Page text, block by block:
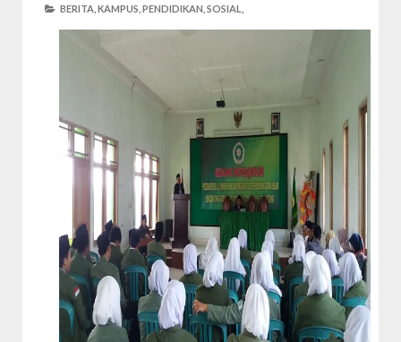
BERITA, KAMPUS, PENDIDIKAN, SOSIAL,